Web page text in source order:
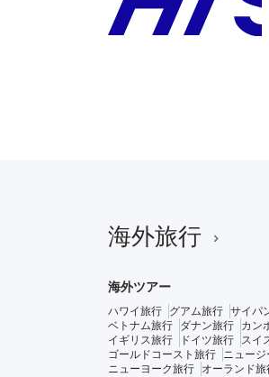
海外旅行
海外ツアー
ハワイ旅行 グアム旅行 サイパ
ベトナム旅行
ダナン旅行 カン
イギリス旅行
ドイツ旅行 スイ
ゴールドコースト旅行
ニュー
ニューヨーク旅行
オーランド旅